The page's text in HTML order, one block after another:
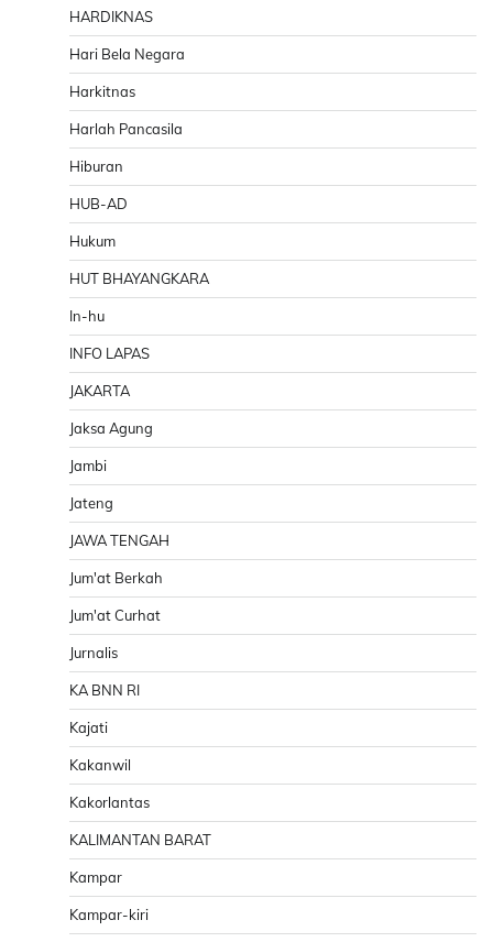
HARDIKNAS
Hari Bela Negara
Harkitnas
Harlah Pancasila
Hiburan
HUB-AD
Hukum
HUT BHAYANGKARA
In-hu
INFO LAPAS
JAKARTA
Jaksa Agung
Jambi
Jateng
JAWA TENGAH
Jum'at Berkah
Jum'at Curhat
Jurnalis
KA BNN RI
Kajati
Kakanwil
Kakorlantas
KALIMANTAN BARAT
Kampar
Kampar-kiri